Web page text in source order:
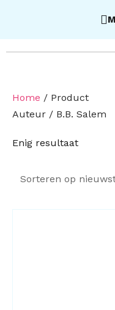
Home / Product
Auteur / B.B. Salem
Enig resultaat